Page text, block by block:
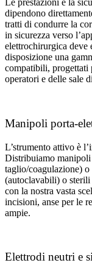
Le prestazioni e la
dipendono
tratti di condurre la
in sicurezza verso
elettrochirurgica deve
disposizione una
compatibili, progettati
operatori e delle sale
Manipoli porta-
L’strumento attivo è
Distribuiamo manipoli
taglio/coagulazione)
(autoclavabili) o sterili
con la nostra vasta
incisioni, anse per le
ampie.
Elettrodi neutri e